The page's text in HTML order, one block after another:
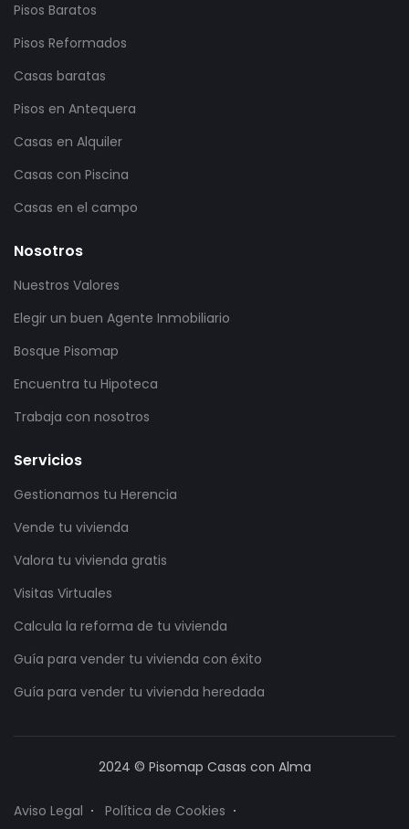
Pisos Baratos
Pisos Reformados
Casas baratas
Pisos en Antequera
Casas en Alquiler
Casas con Piscina
Casas en el campo
Nosotros
Nuestros Valores
Elegir un buen Agente Inmobiliario
Bosque Pisomap
Encuentra tu Hipoteca
Trabaja con nosotros
Servicios
Gestionamos tu Herencia
Vende tu vivienda
Valora tu vivienda gratis
Visitas Virtuales
Calcula la reforma de tu vivienda
Guía para vender tu vivienda con éxito
Guía para vender tu vivienda heredada
2024 © Pisomap Casas con Alma
Aviso Legal
Política de Cookies